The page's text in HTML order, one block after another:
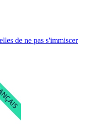
de ne pas s'immiscer